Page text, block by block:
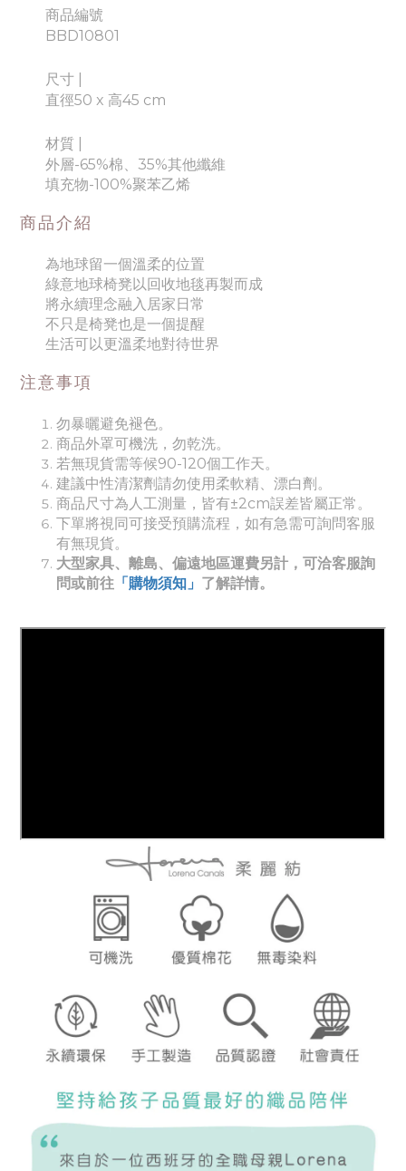
商品編號
BBD10801
尺寸 |
直徑50 x 高45 cm
材質
外層-65%棉、35%其他纖維
填充物-100%聚苯乙烯
商品介紹
為地球留一個溫柔的位置
綠意地球椅凳以回收地毯再製而成
將永續理念融入居家日常
不只是椅凳也是一個提醒
生活可以更溫柔地對待世界
注意事項
勿暴曬避免褪色。
商品外罩可機洗，勿乾洗。
若無現貨需等候90-120個工作天。
建議中性清潔劑請勿使用柔軟精、漂白劑。
商品尺寸為人工測量，皆有±2cm誤差皆屬正常。
下單將視同可接受預購流程，如有急需可詢問客服
有無現貨。
大型家具、離島、偏遠地區運費另計，可洽客服詢
問或前往 「購物須知」 了解詳情。